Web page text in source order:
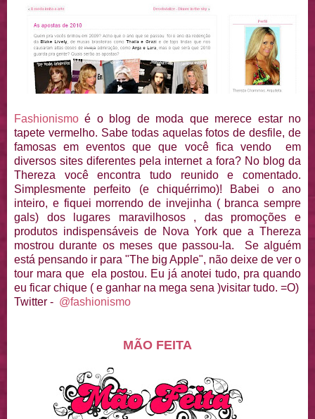
Fashionismo é o blog de moda que merece estar no
tapete vermelho. Sabe todas aquelas fotos de desfile, de
famosas em eventos que que você fica vendo em
diversos sites diferentes pela internet a fora? No blog da
Thereza você encontra tudo reunido e comentado.
Simplesmente perfeito (e chiquérrimo)! Babei o ano
inteiro, e fiquei morrendo de invejinha ( branca sempre
gals) dos lugares maravilhosos , das promoções e
produtos indispensáveis de Nova York que a Thereza
mostrou durante os meses que passou-la. Se alguém
está pensando ir para "The big Apple", não deixe de ver o
tour mara que ela postou. Eu já anotei tudo, pra quando
eu ficar chique ( e ganhar na mega sena )visitar tudo. =O)
Twitter - @fashionismo
MÃO FEITA